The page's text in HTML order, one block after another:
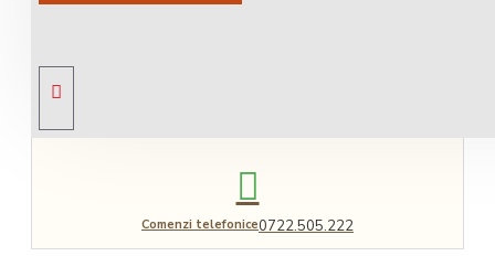
Comenzi telefonice0722.505.222